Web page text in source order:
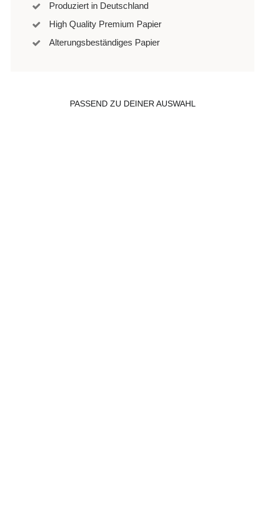
Produziert in Deutschland
High Quality Premium Papier
Alterungsbeständiges Papier
PASSEND ZU DEINER AUSWAHL